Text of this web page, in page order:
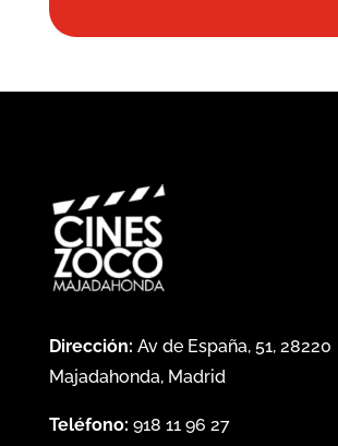
Dirección: Av de España, 51, 28220
Majadahonda, Madrid
Teléfono: 918 11 96 27